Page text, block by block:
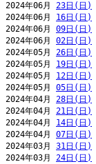
2024年06月 23日(日)
2024年06月 16日(日)
2024年06月 09日(日)
2024年06月 02日(日)
2024年05月 26日(日)
2024年05月 19日(日)
2024年05月 12日(日)
2024年05月 05日(日)
2024年04月 28日(日)
2024年04月 21日(日)
2024年04月 14日(日)
2024年04月 07日(日)
2024年03月 31日(日)
2024年03月 24日(日)